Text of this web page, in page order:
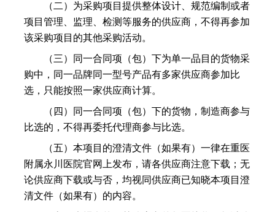
（二）为采购项目提供整体设计、规范编制或者
项目管理、监理、检测等服务的供应商，不得再参加
该采购项目的其他采购活动。
（三）同一合同项（包）下为单一品目的货物采
购中，同一品牌同一型号产品有多家供应商参加比
选，只能按照一家供应商计算。
（四）同一合同项（包）下的货物，制造商参与
比选的，不得再委托代理商参与比选。
（五）本项目的澄清文件（如果有）一律在重医
附属永川医院官网上发布，请各供应商注意下载；无
论供应商下载或与否，均视同供应商已知晓本项目澄
清文件（如果有）的内容。